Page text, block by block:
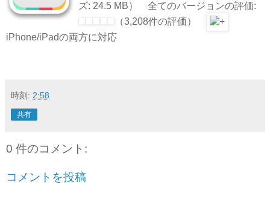
ズ: 24.5 MB） 全てのバージョンの評価:
（3,208件の評価）
iPhone/iPadの両方に対応
時刻: 2:58
共有
0 件のコメント:
コメントを投稿